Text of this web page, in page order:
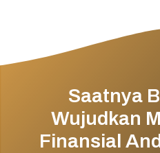
Saatnya
Wujudkan
Finansial